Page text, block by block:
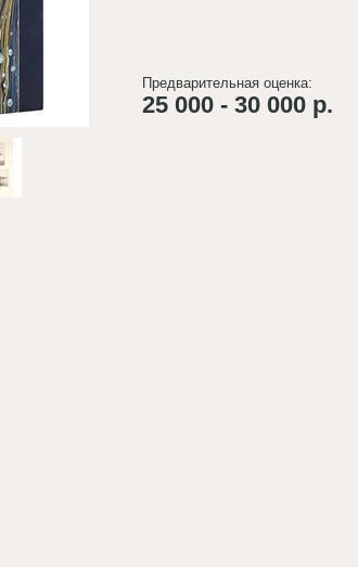
Предварительная оценка:
25 000 - 30 000 р.